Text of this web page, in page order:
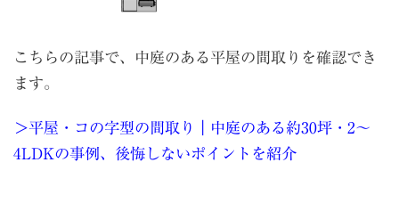
こちらの記事で、中庭のある平屋の間取りを確認でき
ます。
＞平屋・コの字型の間取り｜中庭のある約30坪・2〜
4LDKの事例、後悔しないポイントを紹介